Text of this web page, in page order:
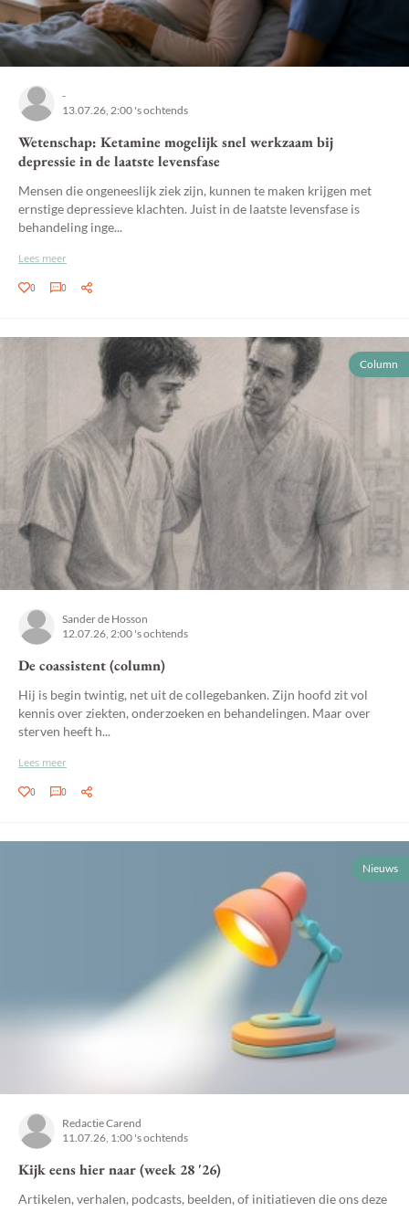
-
13.07.26, 2:00 's ochtends
Wetenschap: Ketamine mogelijk snel werkzaam bij
depressie in de laatste levensfase
Mensen die ongeneeslijk ziek zijn, kunnen te maken krijgen met
ernstige depressieve klachten. Juist in de laatste levensfase is
behandeling inge...
Lees meer
0 0
Column
Sander de Hosson
12.07.26, 2:00 's ochtends
De coassistent (column)
Hij is begin twintig, net uit de collegebanken. Zijn hoofd zit vol
kennis over ziekten, onderzoeken en behandelingen. Maar over
sterven heeft h...
Lees meer
0 0
Nieuws
Redactie Carend
11.07.26, 1:00 's ochtends
Kijk eens hier naar (week 28 '26)
Artikelen, verhalen, podcasts, beelden, of initiatieven die ons deze